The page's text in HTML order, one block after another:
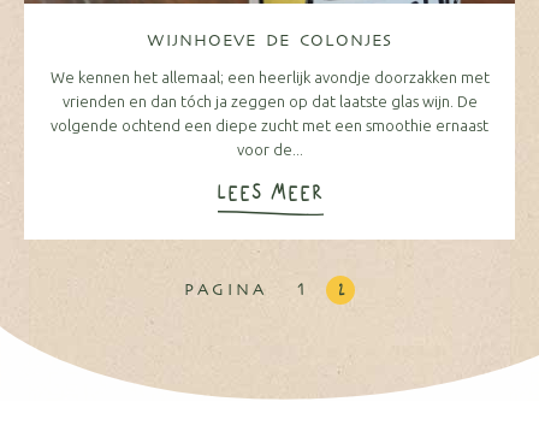
WIJNHOEVE DE COLONJES
We kennen het allemaal; een heerlijk avondje doorzakken met
vrienden en dan tóch ja zeggen op dat laatste glas wijn. De
volgende ochtend een diepe zucht met een smoothie ernaast
voor de...
LEES MEER
PAGINA 1 2